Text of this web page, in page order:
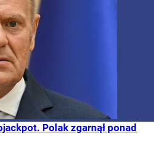
Polak zgarnął ponad